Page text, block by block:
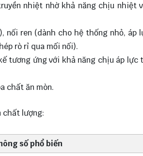
nhiệt nhờ khả năng chịu nhiệt
nối ren (dành cho hệ thống nhỏ, áp
rò rỉ qua mối nối).
tương ứng với khả năng chịu áp lực
chất ăn mòn.
chất lượng:
số phổ biến